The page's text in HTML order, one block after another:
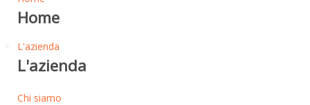
Home
L'azienda
L'azienda
Chi siamo